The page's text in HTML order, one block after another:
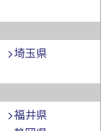
埼玉県
福井県